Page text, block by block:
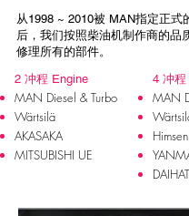
从1998 ~ 2010被 MAN指定正式
后，我们按照柴油机制作商的品
修理所有的部件。
2 冲程 Engine
MAN Diesel & Turbo
Wärtsilä
AKASAKA
MITSUBISHI UE
4 冲程
MAN
Himsen